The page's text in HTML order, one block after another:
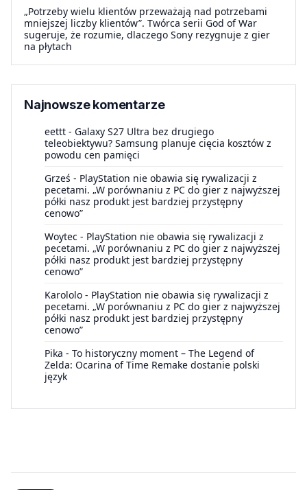
„Potrzeby wielu klientów przeważają nad potrzebami
mniejszej liczby klientów”. Twórca serii God of War
sugeruje, że rozumie, dlaczego Sony rezygnuje z gier
na płytach
Najnowsze komentarze
eettt - Galaxy S27 Ultra bez drugiego
teleobiektywu? Samsung planuje cięcia kosztów z
powodu cen pamięci
Grześ - PlayStation nie obawia się rywalizacji z
pecetami. „W porównaniu z PC do gier z najwyższej
półki nasz produkt jest bardziej przystępny
cenowo”
Woytec - PlayStation nie obawia się rywalizacji z
pecetami. „W porównaniu z PC do gier z najwyższej
półki nasz produkt jest bardziej przystępny
cenowo”
Karololo - PlayStation nie obawia się rywalizacji z
pecetami. „W porównaniu z PC do gier z najwyższej
półki nasz produkt jest bardziej przystępny
cenowo”
Pika - To historyczny moment – The Legend of
Zelda: Ocarina of Time Remake dostanie polski
język